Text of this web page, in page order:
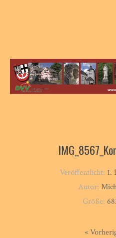
Veröffentlicht: 1.
Autor:
Größe:
«